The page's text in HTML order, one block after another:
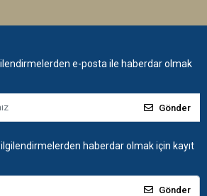
e-posta ile haberdar olmak
Gönder
haberdar olmak için kayıt
Gönder